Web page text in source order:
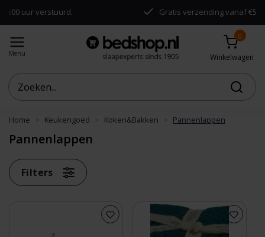
verstuurd. Gratis verzending vanaf €50,-
Menu
0
Winkelwagen
Home Keukengoed Koken&Bakken Pannenlappen
Pannenlappen
Filters